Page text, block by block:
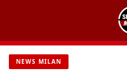
contenuto
NEWS MILAN